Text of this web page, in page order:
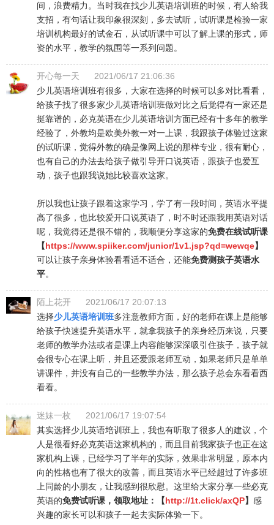
间，浪费精力。当时我在找少儿英语培训班的时候，有人给我
支招，有句话让我印象很深刻，多去试听，试听课是检验一家
培训机构最好的试金石，从试听课中可以了解上课的形式，师
资的水平，教学的氛围等一系列问题。
开心每一天
2021/06/17 21:06:36
少儿英语培训班有很多，大家在选择的时候可以多对比看看，
给孩子找了很多家少儿英语培训班做对比之后觉得有一家还是
挺靠谱的，必克英语在少儿英语培训方面已经有十多年的教学
经验了，外教均是欧美外教一对一上课，我跟孩子体验过这家
的试听课，觉得外教的确是像网上说的那样专业，很有耐心，
也有自己的办法去给孩子做引导开口说英语，跟孩子也爱互
动，孩子也跟我说她比较喜欢这家。
所以我也让孩子跟着这家学习，学了有一段时间，英语水平提
高了很多，也比较爱开口说英语了，时不时还跟我用英语对话
呢，我觉得还是很不错的，我顺便分享这家的免费在线试听课
【https://www.spiiker.com/junior/1v1.jsp?qd=wewqe】
可以让孩子亲身体验看看适不适合，还能免费测孩子英语水
平。
陌上花开
2021/06/17 20:07:13
选择少儿英语培训班多注意教师方面，好的老师在课上是能够
给孩子快速提升英语水平，就拿我孩子的亲身经历来说，只要
老师的教学办法或者是课上内容能够深深吸引住孩子，孩子就
会很专心在课上听，并且还爱跟老师互动，如果老师只是单单
讲课件，并没有自己的一些教学办法，那么孩子总会东看看西
看看。
迷妹一枚
2021/06/17 19:07:54
其实选择少儿英语培训班上，我也有听取了很多人的建议，个
人是很看好必克英语这家机构的，而且目前我家孩子也正在这
家机构上课，已经学习了半年的实际，效果非常明显，原本内
向的性格也有了很大的改善，而且英语水平已经超过了许多班
上同龄的小朋友，让我感到很欣慰。这里给大家分享一些必克
英语的免费试听课，领取地址：【http://1t.click/axQP】 感
兴趣的家长可以和孩子一起去实际体验一下。